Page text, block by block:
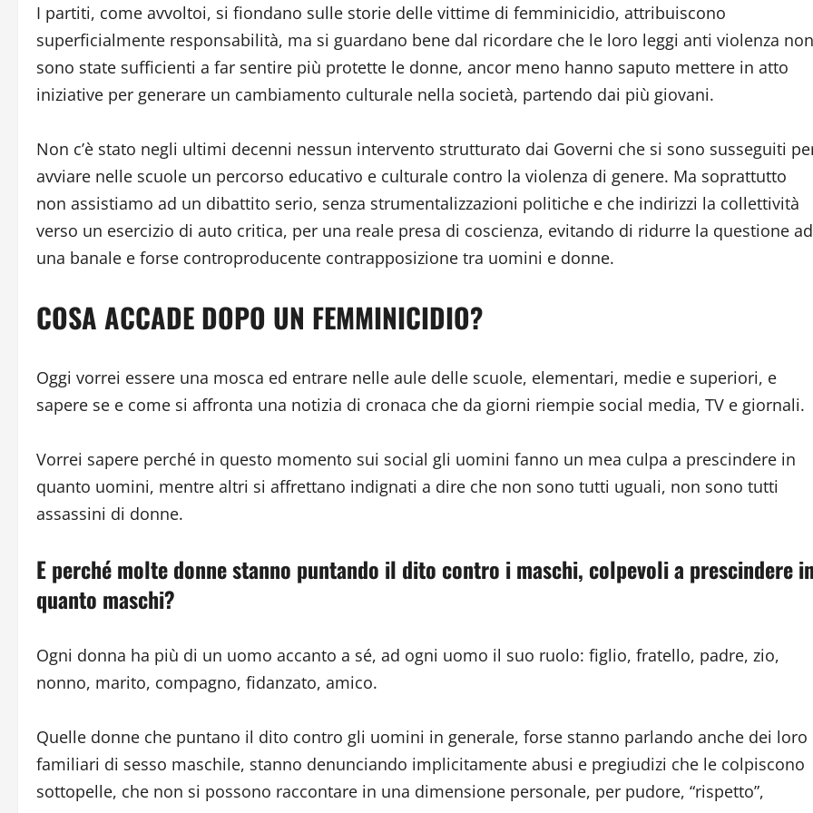
I partiti, come avvoltoi, si fiondano sulle storie delle vittime di femminicidio, attribuiscono
superficialmente responsabilità, ma si guardano bene dal ricordare che le loro leggi anti violenza non
sono state sufficienti a far sentire più protette le donne, ancor meno hanno saputo mettere in atto
iniziative per generare un cambiamento culturale nella società, partendo dai più giovani.
Non c’è stato negli ultimi decenni nessun intervento strutturato dai Governi che si sono susseguiti
avviare nelle scuole un percorso educativo e culturale contro la violenza di genere. Ma soprattutto
non assistiamo ad un dibattito serio, senza strumentalizzazioni politiche e che indirizzi la collettività
verso un esercizio di auto critica, per una reale presa di coscienza, evitando di ridurre la questione ad
una banale e forse controproducente contrapposizione tra uomini e donne.
COSA ACCADE DOPO UN FEMMINICIDIO?
Oggi vorrei essere una mosca ed entrare nelle aule delle scuole, elementari, medie e superiori, e
sapere se e come si affronta una notizia di cronaca che da giorni riempie social media, TV e giornali.
Vorrei sapere perché in questo momento sui social gli uomini fanno un mea culpa a prescindere in
quanto uomini, mentre altri si affrettano indignati a dire che non sono tutti uguali, non sono tutti
assassini di donne.
E perché molte donne stanno puntando il dito contro i maschi, colpevoli a prescindere
quanto maschi?
Ogni donna ha più di un uomo accanto a sé, ad ogni uomo il suo ruolo: figlio, fratello, padre, zio,
nonno, marito, compagno, fidanzato, amico.
Quelle donne che puntano il dito contro gli uomini in generale, forse stanno parlando anche dei loro
familiari di sesso maschile, stanno denunciando implicitamente abusi e pregiudizi che le colpiscono
sottopelle, che non si possono raccontare in una dimensione personale, per pudore, “rispetto”,